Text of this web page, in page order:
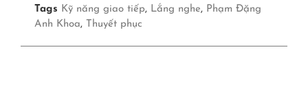
Tags Kỹ năng giao tiếp, Lắng nghe, Phạm Đặng
Anh Khoa, Thuyết phục